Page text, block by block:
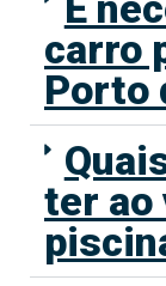
carro
Porto
ter ao